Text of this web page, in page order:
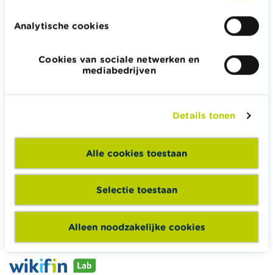
Analytische cookies
Cookies van sociale netwerken en
mediabedrijven
Details tonen
Alle cookies toestaan
Selectie toestaan
Alleen noodzakelijke cookies
Wikifin.be helpt je bij financiële beslissingen. Ze stelt gratis
betrouwbare en handige informatie ter beschikking,
Wikifin School biedt gratis en heel divers pedagogisch
lesmateriaal en opleidingen aan leerkrachten om hen te
ondersteunen bij hun lessen financiële educatie.
Naar Wikifin School